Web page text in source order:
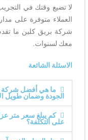
العملاء متوفرة على
شركة بريق كلين ما
معك لسنوات.
الاسئلة الشائعة
ما هي أفضل شركة
الجودة وضمان طويل
كم يبلغ سعر متر
على التكلفة؟